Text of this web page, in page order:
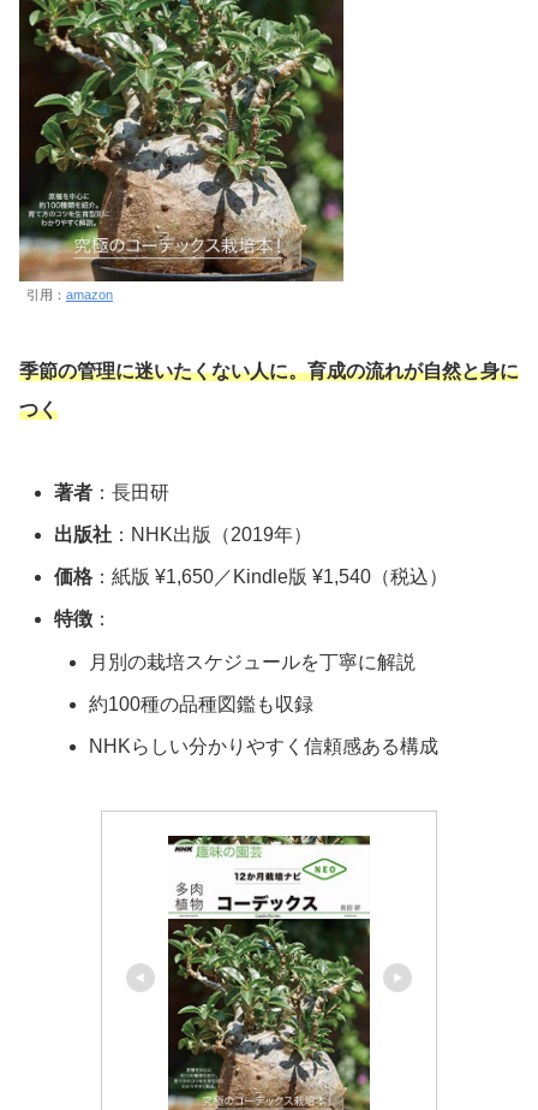
引用： amazon
季節の管理に迷いたくない人に。育成の流れが自然と身に
つく
著者 ：長田研
出版社 ：NHK出版（2019年）
価格 ：紙版 ¥1,650／Kindle版 ¥1,540（税込）
特徴 ：
月別の栽培スケジュールを丁寧に解説
約100種の品種図鑑も収録
NHKらしい分かりやすく信頼感ある構成